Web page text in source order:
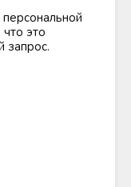
это
запрос.